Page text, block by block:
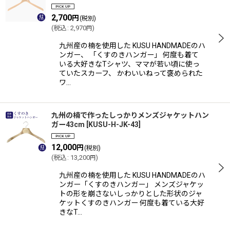
2,700円 (税別)
(税込 : 2,970円)
九州産の楠を使用した KUSU HANDMADEのハ
ンガー、 「くすのきハンガー」 何度も着て
いる大好きなTシャツ、ママが若い頃に使っ
ていたスカーフ、 かわいいねって褒められた
ワ…
九州の楠で作ったしっかりメンズジャケットハン
ガー43cm
KUSU-H-JK-43
12,000円 (税別)
(税込 : 13,200円)
九州産の楠を使用した KUSU HANDMADEのハ
ンガー「くすのきハンガー」 メンズジャケッ
トの形を崩さないしっかりとした形状のジャ
ケットくすのきハンガー 何度も着ている大好
きなT…